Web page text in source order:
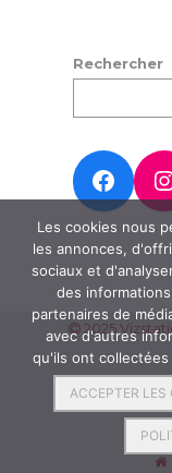
Rechercher
2025
Les cookies nous
les annonces,
sociaux et
des
partenaires de
avec d'autres
qu'ils ont
ACCEPTER LES